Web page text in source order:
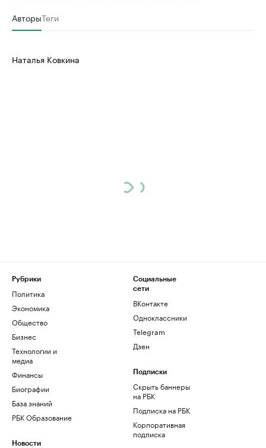
АвторыТеги
Наталья Ковкина
Рубрики
Политика
Экономика
Общество
Бизнес
Технологии и
медиа
Финансы
Биографии
База знаний
РБК Образование
Новости
Социальные
сети
ВКонтакте
Одноклассники
Telegram
Дзен
Подписки
Скрыть баннеры
на РБК
Подписка на РБК
Корпоративная
подписка